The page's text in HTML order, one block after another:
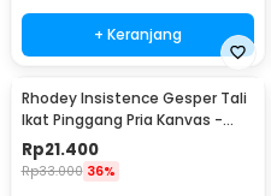
+ Keranjang
Rhodey Insistence Gesper Tali
Ikat Pinggang Pria Kanvas -
2008
Rp21.400
Rp33.000 36%